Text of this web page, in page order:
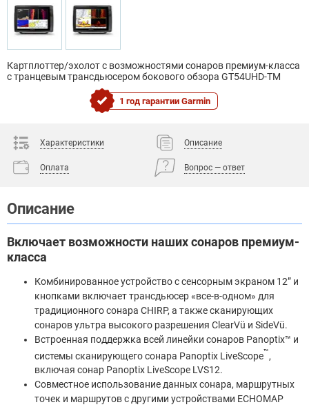
Картплоттер/эхолот с возможностями сонаров премиум-класса
с транцевым трансдьюсером бокового обзора GT54UHD-TM
1 год гарантии Garmin
Характеристики Описание
Оплата Вопрос — ответ
Описание
Включает возможности наших сонаров премиум-
класса
Комбинированное устройство с сенсорным экраном 12” и
кнопками включает трансдьюсер «все-в-одном» для
традиционного сонара CHIRP, а также сканирующих
сонаров ультра высокого разрешения ClearVü и SideVü.
Встроенная поддержка всей линейки сонаров Panoptix™ и
системы сканирующего сонара Panoptix LiveScope™,
включая сонар Panoptix LiveScope LVS12.
Совместное использование данных сонара, маршрутных
точек и маршрутов с другими устройствами ECHOMAP